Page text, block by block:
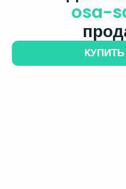
osa-